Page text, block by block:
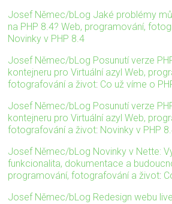
Josef Němec/bLog Jaké problémy
na PHP 8.4? Web, programování,
Novinky v PHP 8.4
Josef Němec/bLog Posunutí verze
kontejneru pro Virtuální azyl Web,
fotografování a život: Co už víme o
Josef Němec/bLog Posunutí verze
kontejneru pro Virtuální azyl Web,
fotografování a život: Novinky v PHP
Josef Němec/bLog Novinky v Nette:
funkcionalita, dokumentace a
programování, fotografování a život:
Josef Němec/bLog Redesign webu